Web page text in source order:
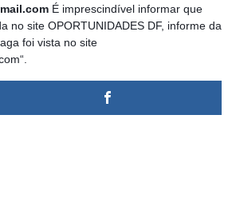
É imprescindível informar que
no site OPORTUNIDADES DF, informe da
foi vista no site